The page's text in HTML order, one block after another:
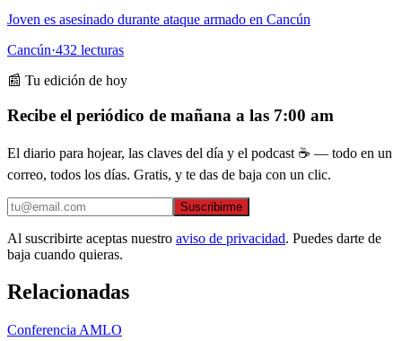
Joven es asesinado durante ataque armado en Cancún
Cancún·432 lecturas
📰 Tu edición de hoy
Recibe el periódico de mañana a las 7:00 am
El diario para hojear, las claves del día y el podcast ☕ — todo en un
correo, todos los días. Gratis, y te das de baja con un clic.
Suscribirme
Al suscribirte aceptas nuestro aviso de privacidad. Puedes darte de
baja cuando quieras.
Relacionadas
Conferencia AMLO